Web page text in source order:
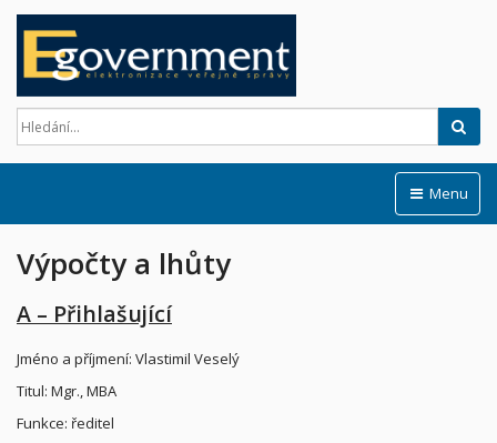
Menu
Výpočty a lhůty
A – Přihlašující
Jméno a příjmení: Vlastimil Veselý
Titul: Mgr., MBA
Funkce: ředitel